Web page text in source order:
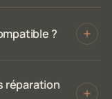
?
réparation